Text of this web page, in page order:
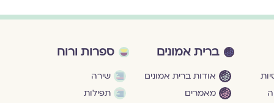
ברית אמונים
אודות ברית אמונים
מאמרים
ספרות ורוח
שירה
תפילות